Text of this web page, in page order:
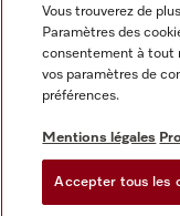
CGV
Conditions d’utilisation
Déclaration
Digital Services Act
Vous trouverez de
Paramètres des
consentement à tout
vos paramètres de
préférences.
Mentions légales
Accepter tous les